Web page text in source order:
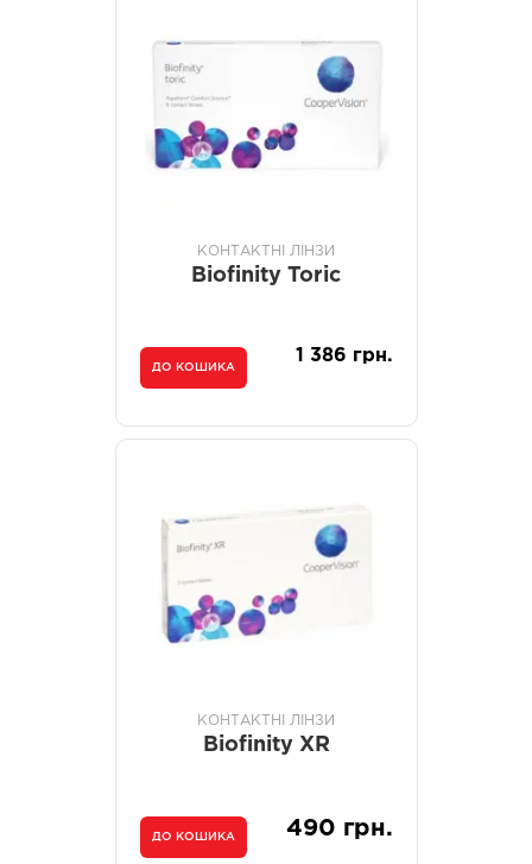
КОНТАКТНІ ЛІНЗИ
Biofinity Toric
ДО КОШИКА
1 386 грн.
КОНТАКТНІ ЛІНЗИ
Biofinity XR
ДО КОШИКА 490 грн.